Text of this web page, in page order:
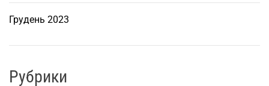
Грудень 2023
Рубрики